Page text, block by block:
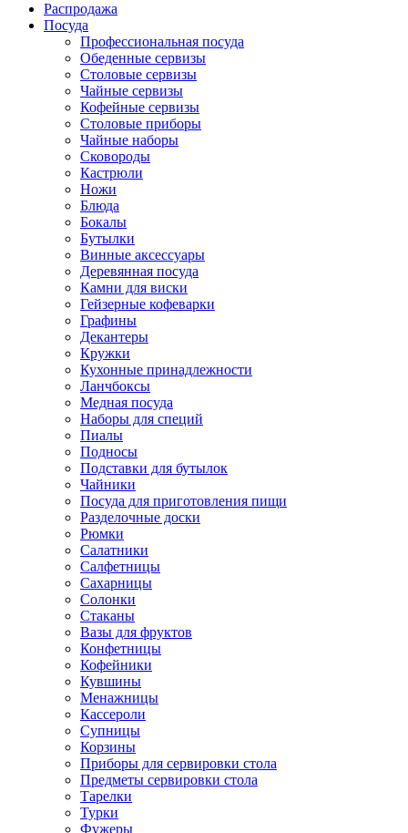
Распродажа
Посуда
Профессиональная посуда
Обеденные сервизы
Столовые сервизы
Чайные сервизы
Кофейные сервизы
Столовые приборы
Чайные наборы
Сковороды
Кастрюли
Ножи
Блюда
Бокалы
Бутылки
Винные аксессуары
Деревянная посуда
Камни для виски
Гейзерные кофеварки
Графины
Декантеры
Кружки
Кухонные принадлежности
Ланчбоксы
Медная посуда
Наборы для специй
Пиалы
Подносы
Подставки для бутылок
Чайники
Посуда для приготовления пищи
Разделочные доски
Рюмки
Салатники
Салфетницы
Сахарницы
Солонки
Стаканы
Вазы для фруктов
Конфетницы
Кофейники
Кувшины
Менажницы
Кассероли
Супницы
Корзины
Приборы для сервировки стола
Предметы сервировки стола
Тарелки
Турки
Фужеры